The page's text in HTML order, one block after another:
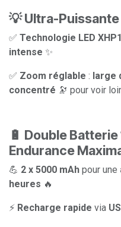
💡 Ultra-
✅ Technologie LED
intense ✨
✅ Zoom réglable : large
concentré 🔭 pour voir
🔋 Double
Endurance
💪 2 x 5000 mAh pour une
heures 🔥
⚡ Recharge rapide via